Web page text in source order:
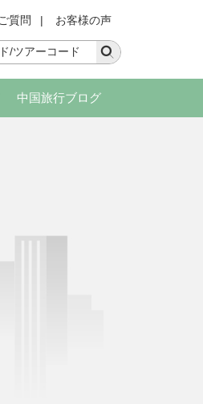
質問 | お客様の声
中国旅行ブログ